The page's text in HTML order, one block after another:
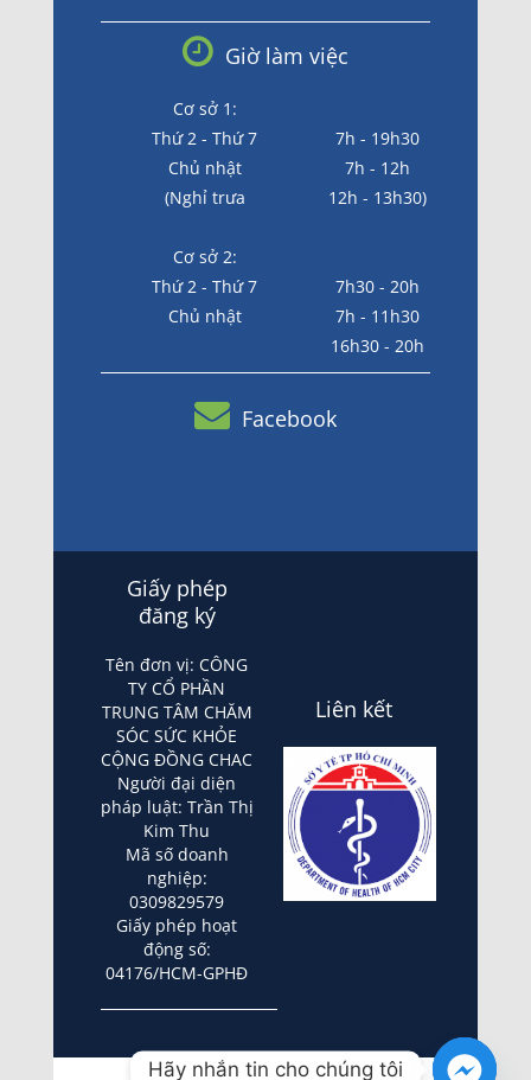
Giờ làm việc
Cơ sở 1:
Thứ 2 - Thứ 7
7h - 19h30
Chủ nhật
7h - 12h
(Nghỉ trưa
12h - 13h30)
Cơ sở 2:
Thứ 2 - Thứ 7
7h30 - 20h
Chủ nhật
7h - 11h30
16h30 - 20h
Facebook
Giấy phép
đăng ký
Tên đơn vị: CÔNG
TY CỔ PHẦN
TRUNG TÂM CHĂM
SÓC SỨC KHỎE
CỘNG ĐỒNG CHAC
Người đại diện
pháp luật: Trần Thị
Kim Thu
Mã số doanh
nghiệp:
0309829579
Giấy phép hoạt
động số:
04176/HCM-GPHĐ
Liên kết
Hãy nhắn tin cho chúng tôi